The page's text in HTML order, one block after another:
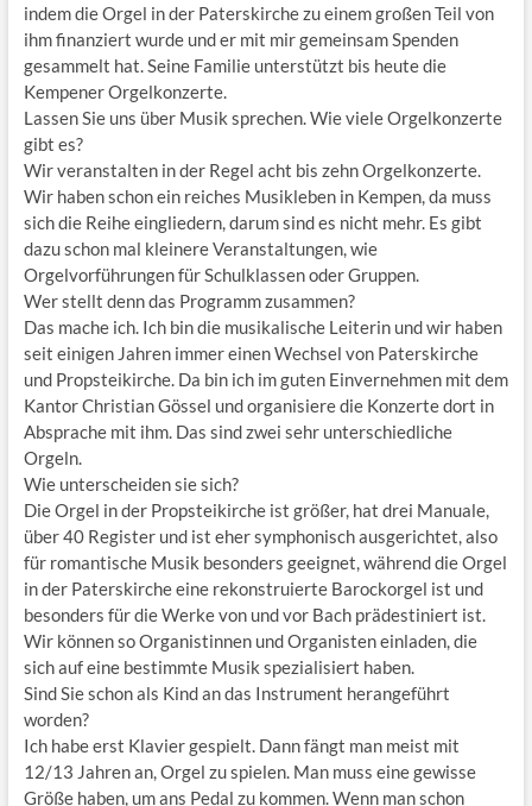
indem die Orgel in der Paterskirche zu einem großen Teil von
ihm finanziert wurde und er mit mir gemeinsam Spenden
gesammelt hat. Seine Familie unterstützt bis heute die
Kempener Orgelkonzerte.
Lassen Sie uns über Musik sprechen. Wie viele Orgelkonzerte
gibt es?
Wir veranstalten in der Regel acht bis zehn Orgelkonzerte.
Wir haben schon ein reiches Musikleben in Kempen, da muss
sich die Reihe eingliedern, darum sind es nicht mehr. Es gibt
dazu schon mal kleinere Veranstaltungen, wie
Orgelvorführungen für Schulklassen oder Gruppen.
Wer stellt denn das Programm zusammen?
Das mache ich. Ich bin die musikalische Leiterin und wir haben
seit einigen Jahren immer einen Wechsel von Paterskirche
und Propsteikirche. Da bin ich im guten Einvernehmen mit dem
Kantor Christian Gössel und organisiere die Konzerte dort in
Absprache mit ihm. Das sind zwei sehr unterschiedliche
Orgeln.
Wie unterscheiden sie sich?
Die Orgel in der Propsteikirche ist größer, hat drei Manuale,
über 40 Register und ist eher symphonisch ausgerichtet, also
für romantische Musik besonders geeignet, während die Orgel
in der Paterskirche eine rekonstruierte Barockorgel ist und
besonders für die Werke von und vor Bach prädestiniert ist.
Wir können so Organistinnen und Organisten einladen, die
sich auf eine bestimmte Musik spezialisiert haben.
Sind Sie schon als Kind an das Instrument herangeführt
worden?
Ich habe erst Klavier gespielt. Dann fängt man meist mit
12/13 Jahren an, Orgel zu spielen. Man muss eine gewisse
Größe haben, um ans Pedal zu kommen. Wenn man schon